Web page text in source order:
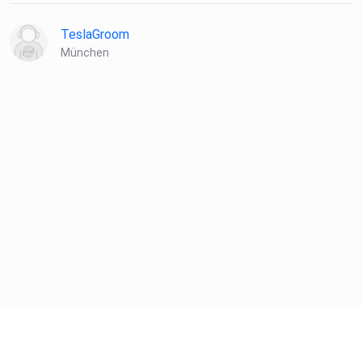
TeslaGroom
München